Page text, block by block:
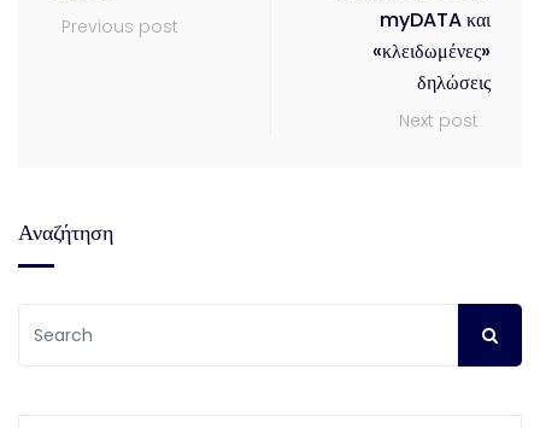
Κοιν.Σ.Επ,…Previous post
myDATA και
«κλειδωμένες»
δηλώσεις
Next post
Αναζήτηση